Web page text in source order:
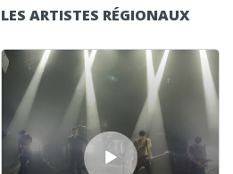
LES ARTISTES RÉGIONAUX
Lecteur audio